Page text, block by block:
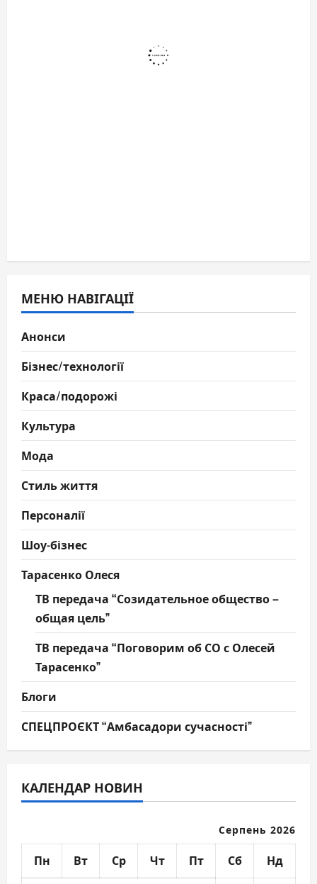
МЕНЮ НАВІГАЦІЇ
Анонси
Бізнес/технології
Краса/подорожі
Культура
Мода
Стиль життя
Персоналії
Шоу-бізнес
Тарасенко Олеся
ТВ передача “Созидательное общество –
общая цель”
ТВ передача “Поговорим об СО с Олесей
Тарасенко”
Блоги
СПЕЦПРОЄКТ “Амбасадори сучасності”
КАЛЕНДАР НОВИН
Серпень 2026
Пн Вт Ср Чт Пт Сб Нд